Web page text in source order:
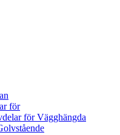
för
för Vägghängda